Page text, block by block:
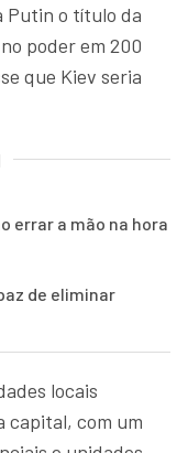
Putin o título da
poder em 200
que Kiev seria
errar a mão na hora
de eliminar
locais
capital, com um